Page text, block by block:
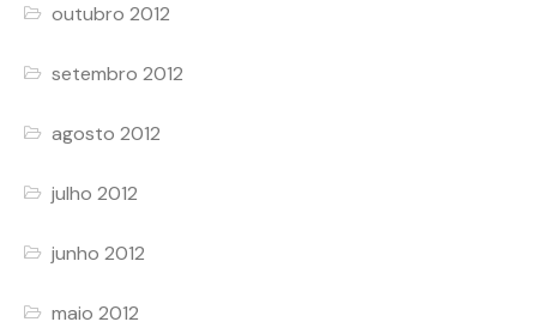
outubro 2012
setembro 2012
agosto 2012
julho 2012
junho 2012
maio 2012